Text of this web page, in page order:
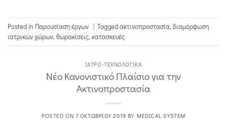
Posted in Παρουσίαση έργων Taggedακτινοπροστασία, διαμόρφωση
ιατρικών χώρων, θωρακίσεις, κατασκευές
IΑΤΡΌ-ΤΕΧΝΟΛΟΓΙΚΆ
Νέο Κανονιστικό Πλαίσιο για την
Ακτινοπροστασία
POSTED ON 7 ΟΚΤΩΒΡΊΟΥ 2019 BY MEDICAL SYSTEM